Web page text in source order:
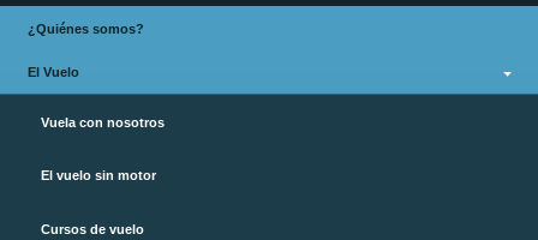
¿Quiénes somos?
El Vuelo
Vuela con nosotros
El vuelo sin motor
Cursos de vuelo